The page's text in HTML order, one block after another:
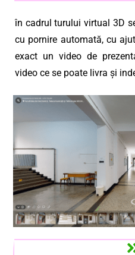
în cadrul turului virtual 3D
cu pornire automată, cu
exact un video de
video ce se poate livra și